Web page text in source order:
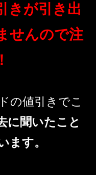
きが引き出
せんので注
の値引きでこ
に聞いたこと
ます。